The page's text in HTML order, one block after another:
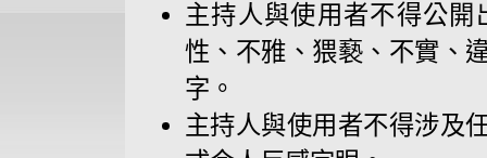
主持人與使用者不得公
性、不雅、猥褻、不實、
字。
主持人與使用者不得涉及